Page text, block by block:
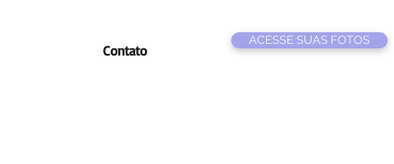
Contato
ACESSE SUAS FOTOS